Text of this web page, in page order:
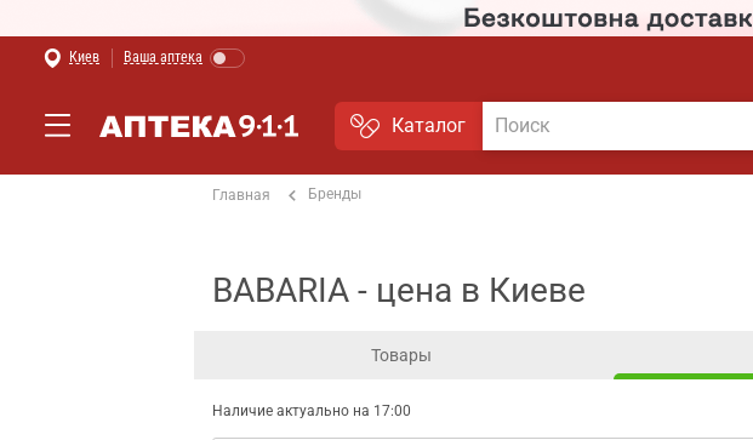
Киев Ваша аптека
Каталог
Главная Бренды
BABARIA - цена в Киеве
Товары
Наличие актуально на 17:00